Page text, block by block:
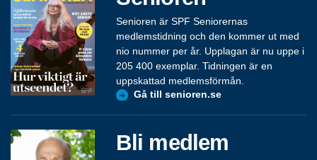
Senioren är SPF Seniorernas
medlemstidning och den kommer ut med
nio nummer per år. Upplagan är nu uppe i
205 400 exemplar. Tidningen är en
uppskattad medlemsförmån.
Gå till senioren.se
Bli medlem